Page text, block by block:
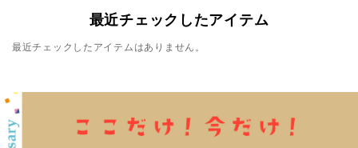
最近チェックしたアイテム
最近チェックしたアイテムはありません。